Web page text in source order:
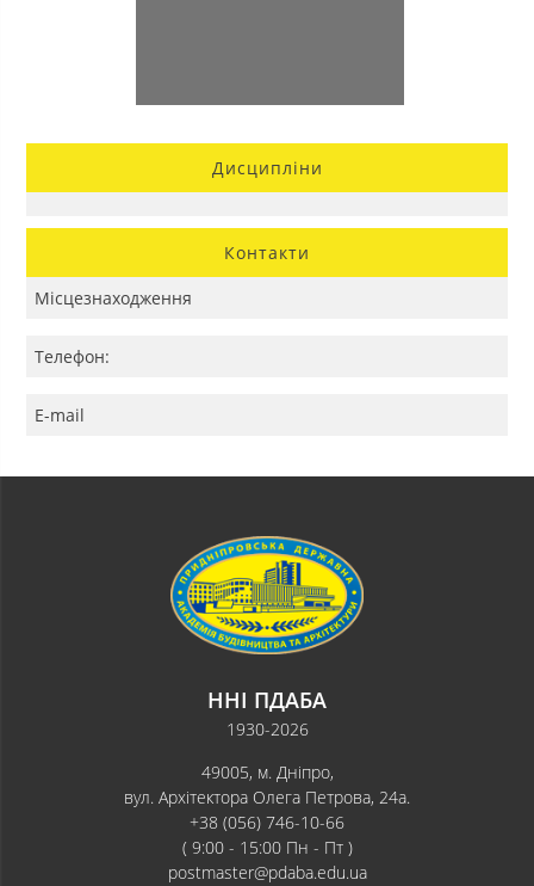
Дисципліни
Контакти
Місцезнаходження
Телефон:
E-mail
ННІ ПДАБА
1930-2026
49005, м. Дніпро,
вул. Архітектора Олега Петрова, 24а.
+38 (056) 746-10-66
( 9:00 - 15:00 Пн - Пт )
postmaster@pdaba.edu.ua